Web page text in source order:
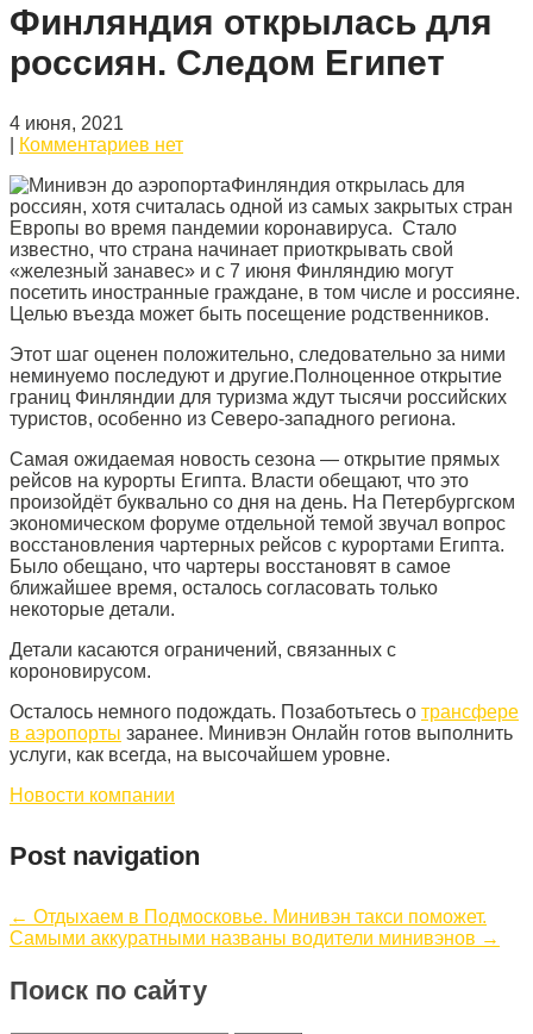
Финляндия открылась для
россиян. Следом Египет
4 июня, 2021
Комментариев нет
Финляндия открылась для
россиян, хотя считалась одной из самых закрытых стран
Европы во время пандемии коронавируса. Стало
известно, что страна начинает приоткрывать свой
«железный занавес» и с 7 июня Финляндию могут
посетить иностранные граждане, в том числе и россияне.
Целью въезда может быть посещение родственников.
Этот шаг оценен положительно, следовательно за ними
неминуемо последуют и другие.Полноценное открытие
границ Финляндии для туризма ждут тысячи российских
туристов, особенно из Северо-западного региона.
Самая ожидаемая новость сезона — открытие прямых
рейсов на курорты Египта. Власти обещают, что это
произойдёт буквально со дня на день. На Петербургском
экономическом форуме отдельной темой звучал вопрос
восстановления чартерных рейсов с курортами Египта.
Было обещано, что чартеры восстановят в самое
ближайшее время, осталось согласовать только
некоторые детали.
Детали касаются ограничений, связанных с
короновирусом.
Осталось немного подождать. Позаботьтесь о трансфере
в аэропорты заранее. Минивэн Онлайн готов выполнить
услуги, как всегда, на высочайшем уровне.
Новости компании
Post navigation
← Отдыхаем в Подмосковье. Минивэн такси поможет.
Самыми аккуратными названы водители минивэнов →
Поиск по сайту